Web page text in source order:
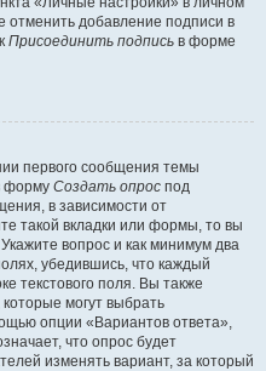
отменить добавление подписи в
Присоединить подпись в форме
первого сообщения темы
форму Создать опрос под
в зависимости от
такой вкладки или формы, то вы
вопрос и как минимум два
убедившись, что каждый
текстового поля. Вы также
могут выбрать
опции «Вариантов ответа»,
что опрос будет
изменять вариант, за который